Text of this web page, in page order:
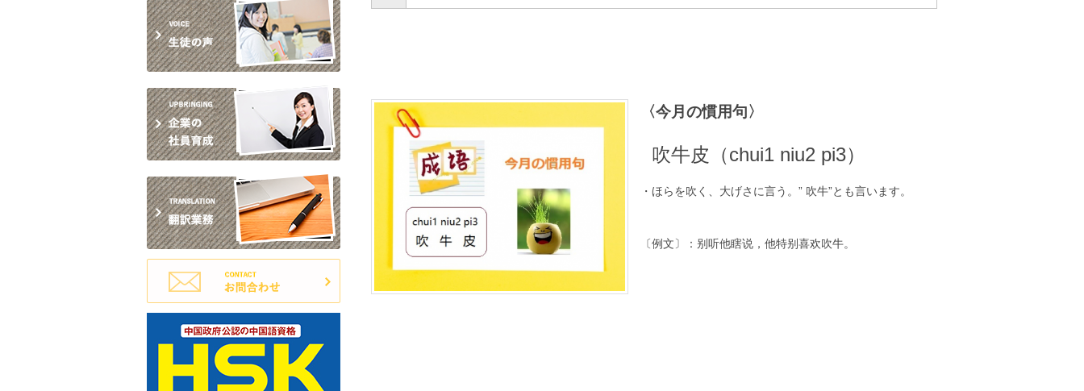
〈今月の慣用句〉
吹牛皮（chui1 niu2 pi3）
・ほらを吹く、大げさに言う。” 吹牛”とも言います。
〔例文〕：别听他瞎说，他特别喜欢吹牛。